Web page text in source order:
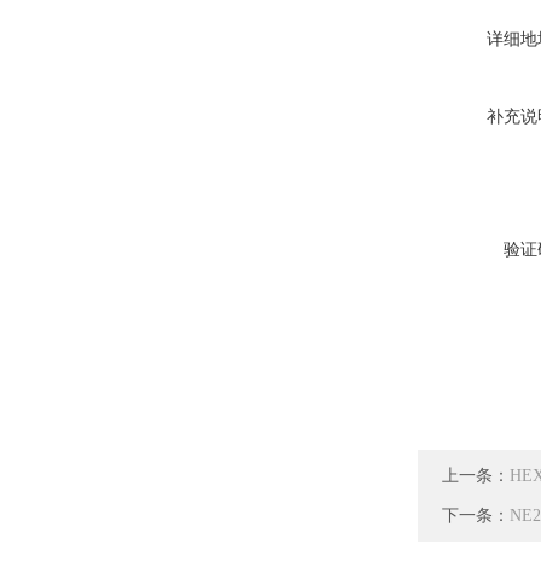
详细
补充
验
上一条：
下一条：